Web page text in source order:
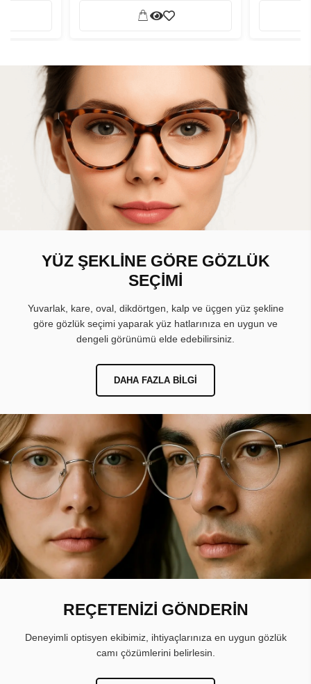
YÜZ ŞEKLİNE GÖRE GÖZLÜK
SEÇİMİ
Yuvarlak, kare, oval, dikdörtgen, kalp ve üçgen yüz şekline
göre gözlük seçimi yaparak yüz hatlarınıza en uygun ve
dengeli görünümü elde edebilirsiniz.
DAHA FAZLA BILGI
REÇETENİZİ GÖNDERİN
Deneyimli optisyen ekibimiz, ihtiyaçlarınıza en uygun gözlük
camı çözümlerini belirlesin.